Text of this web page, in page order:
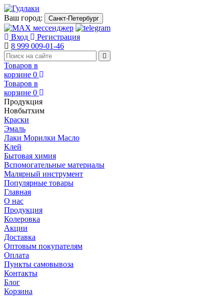
Ваш город: Санкт-Петербург
Вход
Регистрация
8 999 009-01-46
Товаров в
корзине 0
Товаров в
корзине 0
Продукция
Новбытхим
Краски
Эмаль
Лаки Морилки Масло
Клей
Бытовая химия
Вспомогательные материалы
Малярный инструмент
Популярные товары
Главная
О нас
Продукция
Колеровка
Акции
Доставка
Оптовым покупателям
Оплата
Пункты самовывоза
Контакты
Блог
Корзина